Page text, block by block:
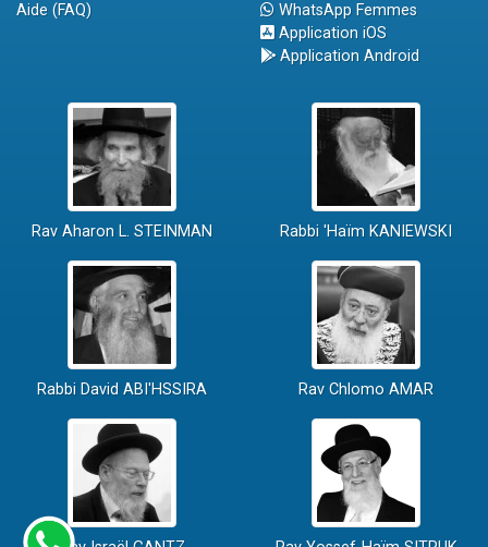
Aide (FAQ)
WhatsApp Femmes
Application iOS
Application Android
Rav Aharon L. STEINMAN Rabbi 'Haïm KANIEWSKI
Rabbi David ABI'HSSIRA Rav Chlomo AMAR